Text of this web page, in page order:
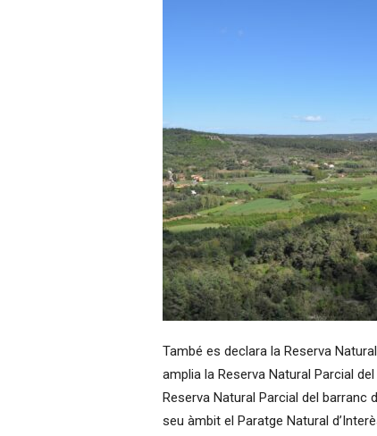
També es declara la Reserva
amplia la Reserva Natural Parcial
Reserva Natural Parcial del barranc
seu àmbit el Paratge Natural